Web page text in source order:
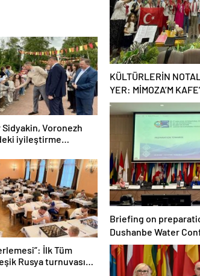
Voronezh
iyileştirme
İlk Tüm
Rusya turnuvası
KÜLTÜRLERİN
YER: MİMOZA’M
RÜZGARI!
Briefing on
Dushanbe Water